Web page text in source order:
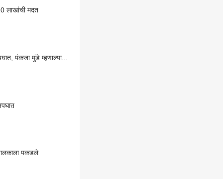
लाखांची मदत
पंकजा मुंडे म्हणाल्या...
पकडले